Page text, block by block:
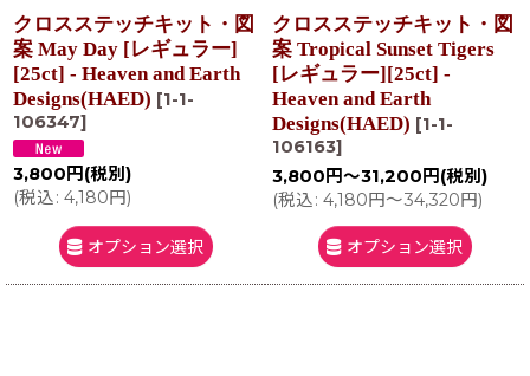
クロスステッチキット・図
案 May Day [レギュラー]
[25ct] - Heaven and Earth
Designs(HAED) [1-1-
106347]
3,800 円 (税別)
(税込: 4,180円)
オプション選択
クロスステッチキット・図
案 Tropical Sunset Tigers
[レギュラー][25ct] -
Heaven and Earth
Designs(HAED) [1-1-
106163]
3,800 円～31,200 円 (税別)
(税込: 4,180円～34,320円)
オプション選択